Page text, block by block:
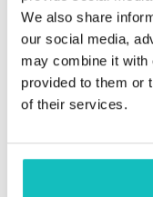
We also share
our social media,
may combine it with
provided to them or
of their services.
rozwinąć ten
technikaliach.
poukładane CV
przejrzenia osiem
ani składu,
kilku stronach, to
Pewnie teraz sporo
jeżeli kandydaci